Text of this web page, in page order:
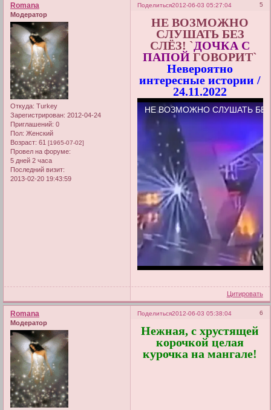
Поделиться 5
2012-06-03 05:27:04
Romana
Модератор
Откуда: Turkey
Зарегистрирован: 2012-04-24
Приглашений: 0
Пол: Женский
Возраст: 61 [1965-07-02]
Провел на форуме:
5 дней 2 часа
Последний визит:
2013-02-20 19:43:59
НЕ ВОЗМОЖНО
СЛУШАТЬ БЕЗ
СЛЁЗ! `ДОЧКА С
ПАПОЙ ГОВОРИТ`
Невероятно
интересные истории /
24.11.2022
Цитировать
Поделиться 6
2012-06-03 05:38:04
Romana
Модератор
Нежная, с хрустящей
корочкой целая
курочка на мангале!